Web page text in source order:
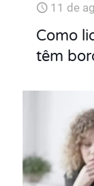
11 de
Como
têm